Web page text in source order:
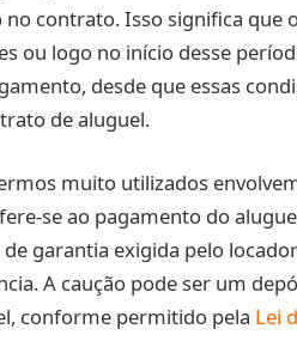
contrato. Isso significa que
ou logo no início desse
desde que essas
de aluguel.
muito utilizados
se ao pagamento do
garantia exigida pelo
A caução pode ser um
conforme permitido pela Lei